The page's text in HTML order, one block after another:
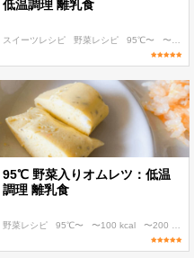
糖質 40g以下
低温調理 離乳食
スイーツレシピ 野菜レシピ 95℃〜 〜100 kcal
〜300 kcal
95℃ 野菜入りオムレツ：低温
調理 離乳食
野菜レシピ 95℃〜 〜100 kcal 〜200 kcal